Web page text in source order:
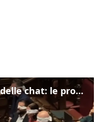
Delmastro, negato l'uso delle chat: le proteste di Avs e M5s